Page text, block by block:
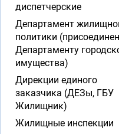
диспетчерские
Департамент
политики
Департаменту
имущества)
Дирекции единого
заказчика (ДЕЗы, ГБУ
Жилищник)
Жилищные инспекции